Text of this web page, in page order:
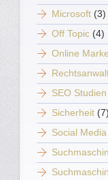
Microsoft (3)
Off Topic (4)
Online
SEO Studien
Sicherheit (7)
Social Media